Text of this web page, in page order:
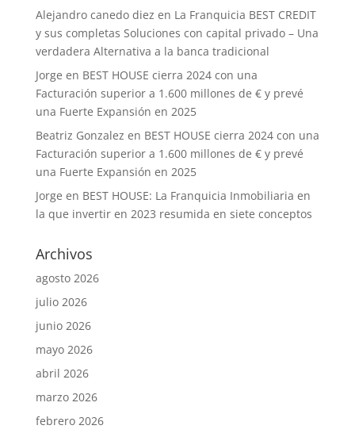
Alejandro canedo diez en La Franquicia BEST CREDIT
y sus completas Soluciones con capital privado – Una
verdadera Alternativa a la banca tradicional
Jorge en BEST HOUSE cierra 2024 con una
Facturación superior a 1.600 millones de € y prevé
una Fuerte Expansión en 2025
Beatriz Gonzalez en BEST HOUSE cierra 2024 con una
Facturación superior a 1.600 millones de € y prevé
una Fuerte Expansión en 2025
Jorge en BEST HOUSE: La Franquicia Inmobiliaria en
la que invertir en 2023 resumida en siete conceptos
Archivos
agosto 2026
julio 2026
junio 2026
mayo 2026
abril 2026
marzo 2026
febrero 2026